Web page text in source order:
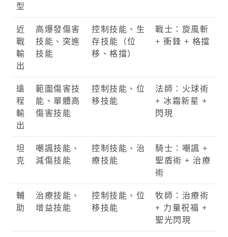
型
近
戰
輸
出
高爆發傷害
技能、突進
技能
控制技能、生
存技能（位
移、格擋）
戰士：旋風斬
+ 衝鋒 + 格擋
遠
程
輸
出
範圍傷害技
能、單體高
傷害技能
控制技能、位
移技能
法師：火球術
+ 冰霜新星 +
閃現
坦
克
嘲諷技能、
減傷技能
控制技能、治
療技能
騎士：嘲諷 +
聖盾術 + 治療
術
輔
助
治療技能、
增益技能
控制技能、位
移技能
牧師：治療術
+ 力量祝福 +
聖光閃現